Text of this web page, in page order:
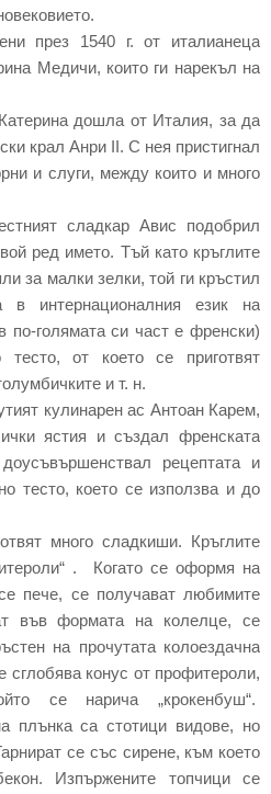
през 1540 г. от италианеца
Медичи, които ги нарекъл на
дошла от Италия, за да
крал Анри ІІ. С нея пристигнал
и слуги, между които и много
сладкар Авис подобрил
ред името. Тъй като кръглите
за малки зелки, той ги кръстил
интернационалния език на
по-голямата си част е френски)
от което се приготвят
и т. н.
кулинарен ас Антоан Карем,
ястия и създал френската
рецептата и
тесто, което се използва и до
много сладкиши. Кръглите
. Когато се оформя на
пече, се получават любимите
във формата на колелце, се
на прочутата колоездачна
конус от профитероли,
се нарича „крокенбуш“.
плънка са стотици видове, но
се със сирене, към което
Изпържените топчици се